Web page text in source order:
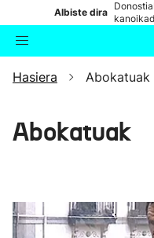
Albiste dira
Bilatzailea
Hasiera Abokatuak
Abokatuak